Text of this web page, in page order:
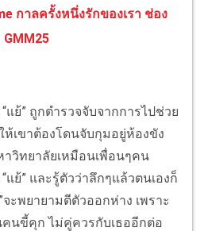
กาลครั้งหนึ่งรักของเรา ช่อง
GMM25
ย้” ถูกตำรวจจับจากการไปช่วย
ห้เขาต้องโดนจับกุมอยู่ห้องขัง
าวิทยาลัยเหมือนเพื่อนๆคน
แย้” และรู้ตัวว่าลึกๆแล้วตนเองก็
จะพยายามตีตัวออกห่าง เพราะ
คนขี้คุก ไม่คู่ควรกับเธออีกต่อ